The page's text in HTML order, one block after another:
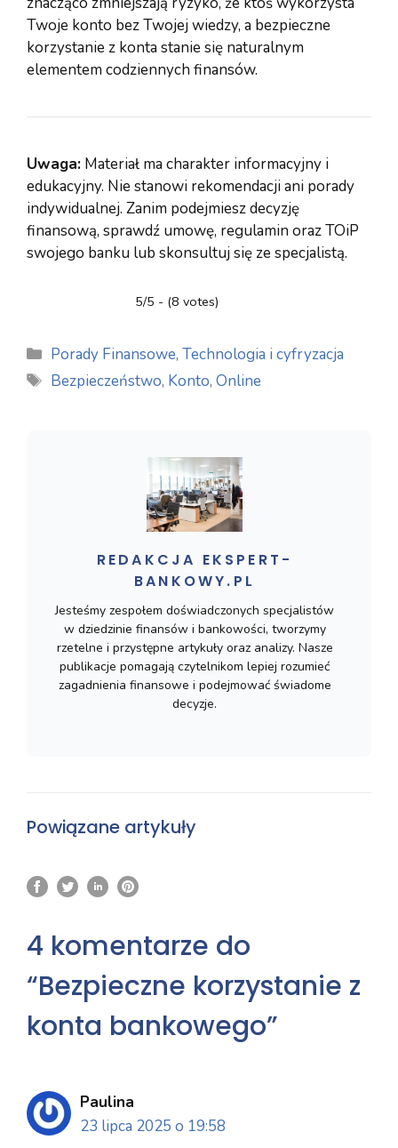
Twoje konto bez Twojej wiedzy, a bezpieczne
korzystanie z konta stanie się naturalnym
elementem codziennych finansów.
Uwaga: Materiał ma charakter informacyjny i
edukacyjny. Nie stanowi rekomendacji ani porady
indywidualnej. Zanim podejmiesz decyzję
finansową, sprawdź umowę, regulamin oraz TOiP
swojego banku lub skonsultuj się ze specjalistą.
5/5 - (8 votes)
Kategorie
Porady Finansowe,Technologia i cyfryzacja
Tagi
Bezpieczeństwo, Konto,Online
REDAKCJA EKSPERT-
BANKOWY.PL
Jesteśmy zespołem doświadczonych specjalistów
w dziedzinie finansów i bankowości, tworzymy
rzetelne i przystępne artykuły oraz analizy. Nasze
publikacje pomagają czytelnikom lepiej rozumieć
zagadnienia finansowe i podejmować świadome
decyzje.
Powiązane artykuły
4 komentarze do
“Bezpieczne korzystanie z
konta bankowego”
Paulina
23 lipca 2025 o 19:58